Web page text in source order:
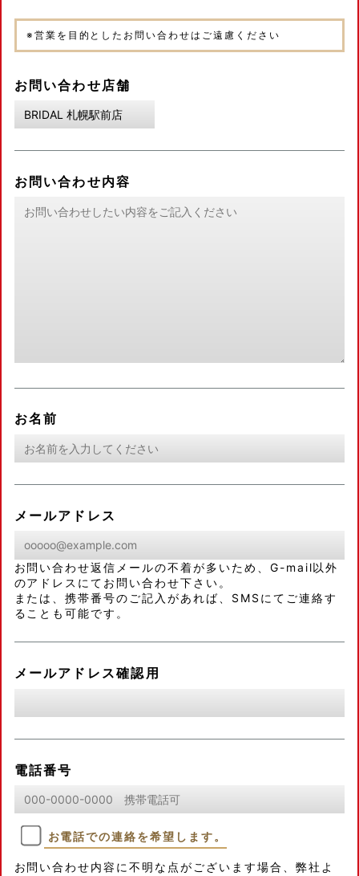
※営業を目的としたお問い合わせはご遠慮ください
お問い合わせ店舗
お問い合わせ内容
お名前
メールアドレス
お問い合わせ返信メールの不着が多いため、G-mail以外
のアドレスにてお問い合わせ下さい。
または、携帯番号のご記入があれば、SMSにてご連絡す
ることも可能です。
メールアドレス確認用
電話番号
お電話での連絡を希望します。
お問い合わせ内容に不明な点がございます場合、弊社よ